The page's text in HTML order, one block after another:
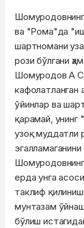
ва "Рома"да
шартномани
рози бўлгани
Шомуродов А
кафолатланган
ўйинлар ва
қарамай, унинг
узоқ муддатли
ерда унга
таклиф
мунтазам
бўлиш